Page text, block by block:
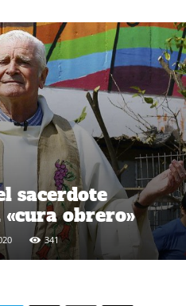
sacerdote
obrero»
341